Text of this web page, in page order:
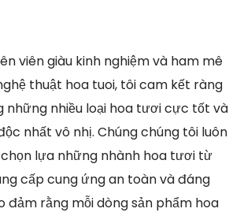
viên giàu kinh nghiệm và ham mê
thuật hoa tuoi, tôi cam kết ràng
những nhiều loại hoa tươi cực tốt và
nhất vô nhị. Chúng chúng tôi luôn
lựa những nhành hoa tươi từ
cấp cung ứng an toàn và đáng
đảm rằng mỗi dòng sản phẩm hoa